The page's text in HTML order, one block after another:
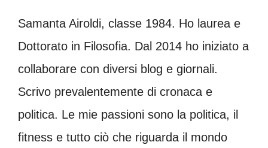
Samanta Airoldi, classe 1984. Ho laurea e
Dottorato in Filosofia. Dal 2014 ho iniziato a
collaborare con diversi blog e giornali.
Scrivo prevalentemente di cronaca e
politica. Le mie passioni sono la politica, il
fitness e tutto ciò che riguarda il mondo